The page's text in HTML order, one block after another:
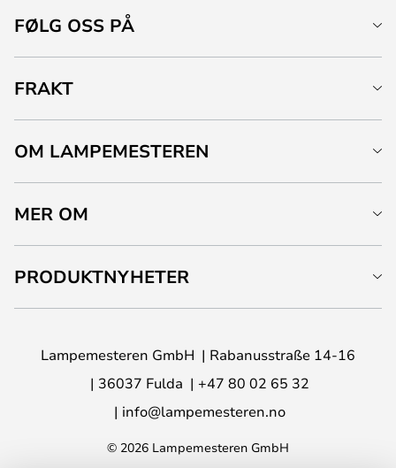
FØLG OSS PÅ
FRAKT
OM LAMPEMESTEREN
MER OM
PRODUKTNYHETER
Lampemesteren GmbH
Rabanusstraße 14-16
36037 Fulda
+47 80 02 65 32
info@lampemesteren.no
© 2026 Lampemesteren GmbH